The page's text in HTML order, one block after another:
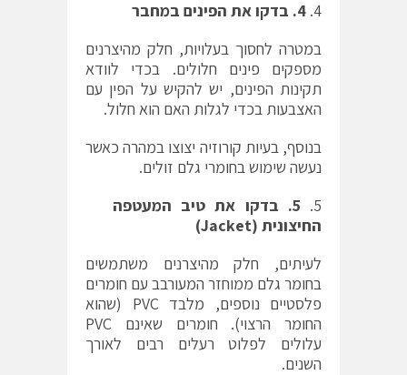
4
. בדקו את הפינים במחבר
במטרה לחסוך בעלויות, חלק מהיצרנים
מספקים פינים חלולים. בכדי לוודא
תקינות הפינים, יש להקיש על הפין עם
האצבעות בכדי לגלות האם הוא חלול.
בנוסף, בעיות קורוזיה יצוצו במהרה כאשר
נעשה שימוש בחומרי גלם זולים.
5
. בדקו את טיב המעטפה
החיצונית (Jacket)
לעיתים, חלק מהיצרנים משתמשים
בחומר גלם ממוחזר המעורבב עם חומרים
פלסטיים נוספים, מלבד PVC (שהוא
החומר הרצוי). חומרים שאינם PVC
עלולים לפלוט רעלים רבים לאורך
השנים.